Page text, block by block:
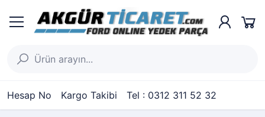
Hesap No Kargo Takibi Tel : 0312 311 52 32